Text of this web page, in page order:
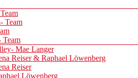
Team
Team
Mae Langer
Reiser & Raphael Löwenberg
Reiser
Löwenberg